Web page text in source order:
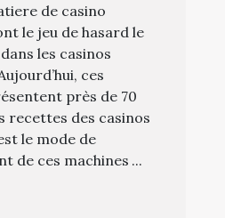
de casino
le jeu de hasard le
les casinos
ces
près de 70
recettes des casinos
le mode de
de ces machines ...